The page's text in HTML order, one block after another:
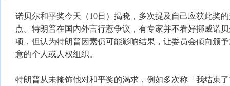
诺贝尔和平奖今天（10日）揭晓，多次提及自己应获此奖
点。特朗普在国内外言行惹争议，有专家并不看好挪威诺
项，但认为特朗普因素仍可能影响结果，让委员会倾向颁
意的个人或人权组织。
特朗普从未掩饰他对和平奖的渴求，例如多次称「我结束